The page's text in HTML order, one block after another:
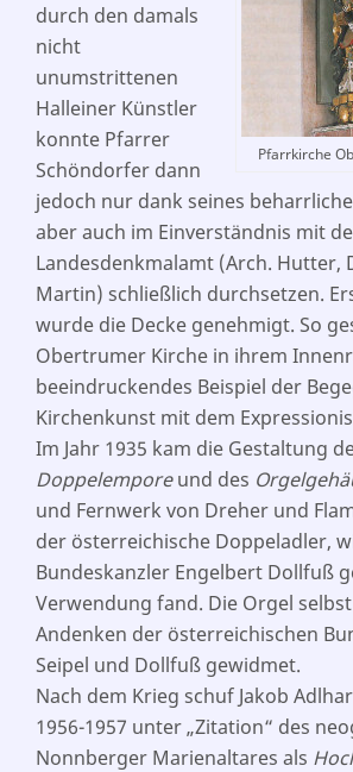
Pfarrkirche
durch den damals
nicht
unumstrittenen
Halleiner Künstler
konnte Pfarrer
Schöndorfer dann
jedoch nur dank seines
aber auch im Einverständnis mit
Landesdenkmalamt (Arch. Hutter,
Martin) schließlich durchsetzen.
wurde die Decke genehmigt. So
Obertrumer Kirche in ihrem
beeindruckendes Beispiel der
Kirchenkunst mit dem
Im Jahr 1935 kam die Gestaltung
Doppelemporeund des
und Fernwerk von Dreher und
der österreichische Doppeladler,
Bundeskanzler Engelbert Dollfuß
Verwendung fand. Die Orgel
Andenken der österreichischen
Seipel und Dollfuß gewidmet.
Nach dem Krieg schuf Jakob
1956-1957 unter „Zitation“ des
Nonnberger Marienaltares als